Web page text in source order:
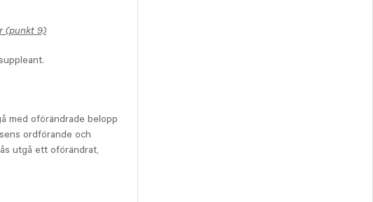
(punkt 9)
med oförändrade belopp
ordförande och
utgå ett oförändrat,